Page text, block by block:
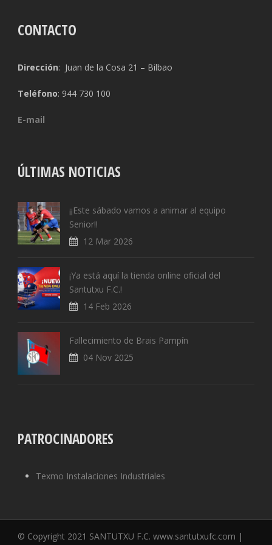
CONTACTO
Dirección: Juan de la Cosa 21 – Bilbao
Teléfono: 944 730 100
E-mail
ÚLTIMAS NOTICIAS
¡¡Este sábado vamos a animar al equipo
Senior!!
12 Mar 2026
¡Ya está aquí la tienda online oficial del
Santutxu F.C.!
14 Feb 2026
Fallecimiento de Brais Pampín
04 Nov 2025
PATROCINADORES
Texmo Instalaciones Industriales
© Copyright 2021 SANTUTXU F.C. www.santutxufc.com |